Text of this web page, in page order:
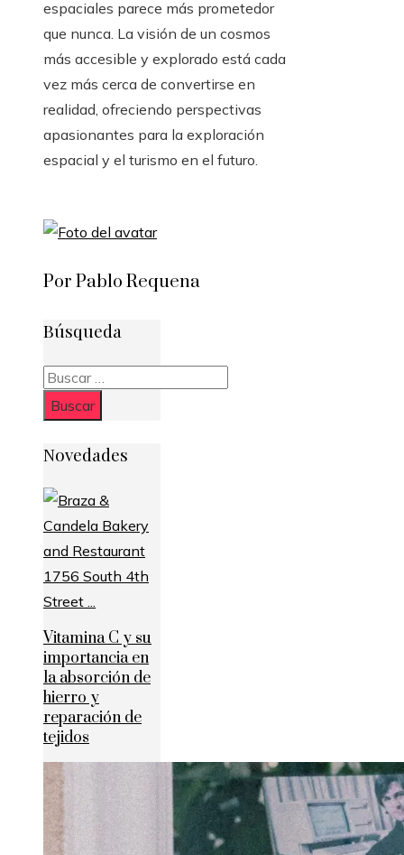
espaciales parece más prometedor
que nunca. La visión de un cosmos
más accesible y explorado está cada
vez más cerca de convertirse en
realidad, ofreciendo perspectivas
apasionantes para la exploración
espacial y el turismo en el futuro.
Por Pablo Requena
Búsqueda
Buscar:
Novedades
Vitamina C y su
importancia en
la absorción de
hierro y
reparación de
tejidos